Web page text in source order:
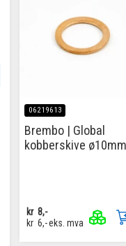
06219613
Brembo | Global
kobberskive ø10mm
kr 8,-
kr 6,-eks. mva